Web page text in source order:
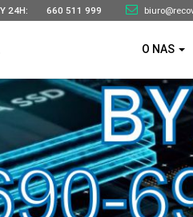
24H: 660 511 999
O NAS